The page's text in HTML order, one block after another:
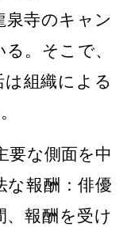
泉寺のキャン
。 そこで、
は組織による
要な側面を中
な報酬：俳優
、報酬を受け